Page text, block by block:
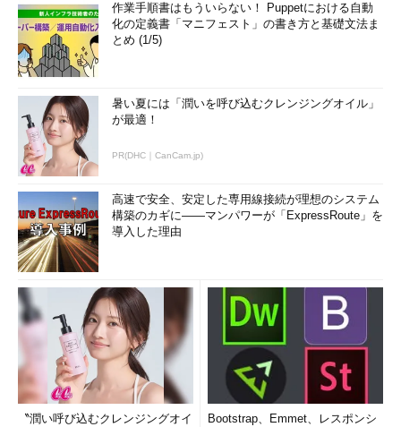
作業手順書はもういらない！ Puppetにおける自動
化の定義書「マニフェスト」の書き方と基礎文法ま
とめ (1/5)
暑い夏には「潤いを呼び込むクレンジングオイル」
が最適！
PR(DHC｜CanCam.jp)
高速で安全、安定した専用線接続が理想のシステム
構築のカギに――マンパワーが「ExpressRoute」を
導入した理由
〝潤い呼び込むクレンジングオイ
Bootstrap、Emmet、レスポンシ